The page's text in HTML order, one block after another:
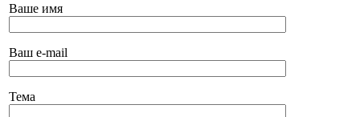
Ваше имя
Ваш e-mail
Тема